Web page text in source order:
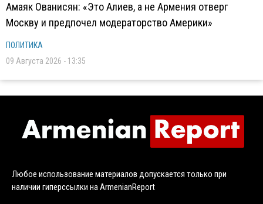
Амаяк Ованисян: «Это Алиев, а не Армения отверг
Москву и предпочел модераторство Америки»
ПОЛИТИКА
09 Августа 2026 - 13:35
Любое использование материалов допускается только при
наличии гиперссылки на ArmenianReport